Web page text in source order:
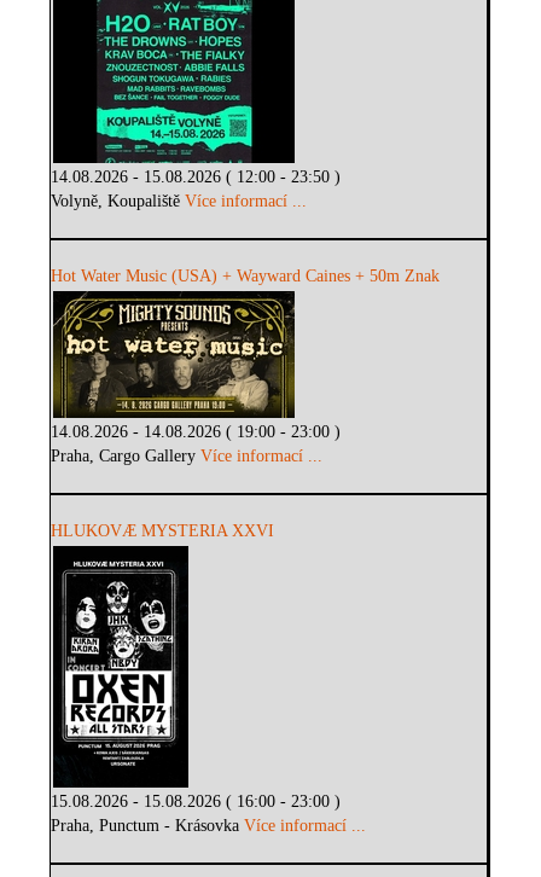
14.08.2026 - 15.08.2026 ( 12:00 - 23:50 )
Volyně, KoupalištěVíce informací ...
Hot Water Music (USA) + Wayward Caines + 50m Znak
14.08.2026 - 14.08.2026 ( 19:00 - 23:00 )
Praha, Cargo GalleryVíce informací ...
HLUKOVÆ MYSTERIA XXVI
15.08.2026 - 15.08.2026 ( 16:00 - 23:00 )
Praha, Punctum - KrásovkaVíce informací ...